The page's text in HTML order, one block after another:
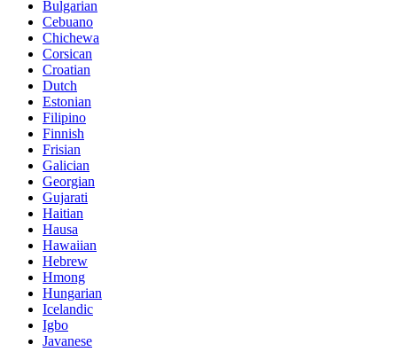
Bulgarian
Cebuano
Chichewa
Corsican
Croatian
Dutch
Estonian
Filipino
Finnish
Frisian
Galician
Georgian
Gujarati
Haitian
Hausa
Hawaiian
Hebrew
Hmong
Hungarian
Icelandic
Igbo
Javanese